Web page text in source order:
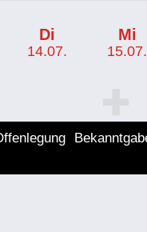
Di
14.07.
Mi
15.07.